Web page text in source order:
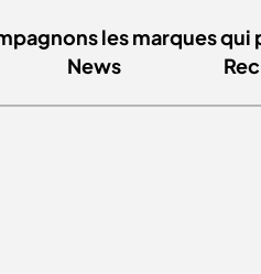
les marques
News